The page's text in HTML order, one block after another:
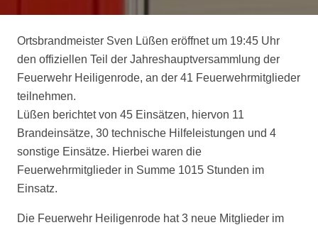
Ortsbrandmeister Sven Lüßen eröffnet um 19:45 Uhr
den offiziellen Teil der Jahreshauptversammlung der
Feuerwehr Heiligenrode, an der 41 Feuerwehrmitglieder
teilnehmen.
Lüßen berichtet von 45 Einsätzen, hiervon 11
Brandeinsätze, 30 technische Hilfeleistungen und 4
sonstige Einsätze. Hierbei waren die
Feuerwehrmitglieder in Summe 1015 Stunden im
Einsatz.
Die Feuerwehr Heiligenrode hat 3 neue Mitglieder im